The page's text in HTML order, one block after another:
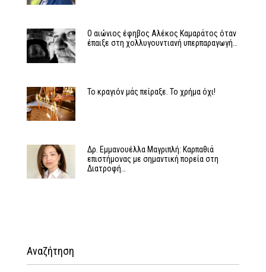
Ο αιώνιος έφηβος Αλέκος Καμαράτος όταν
έπαιξε στη χολλυγουντιανή υπερπαραγωγή…
Το κραγιόν μάς πείραξε. Το χρήμα όχι!
Δρ. Εμμανουέλλα Μαγριπλή: Καρπαθιά
επιστήμονας με σημαντική πορεία στη
Διατροφή…
Αναζήτηση